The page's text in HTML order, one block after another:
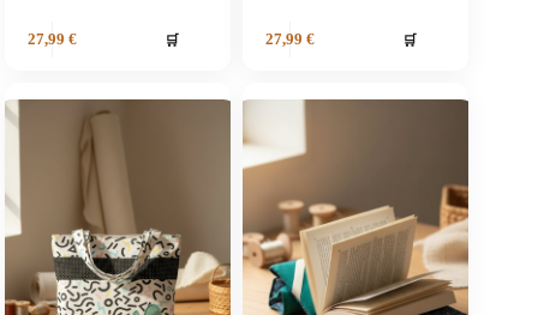
27,99 € 🛒 27,99 € 🛒